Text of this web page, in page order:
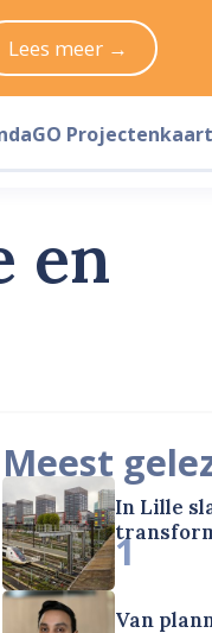
en
Meest
In Lille
1
Van
Lees meer →
GO Projectenkaart